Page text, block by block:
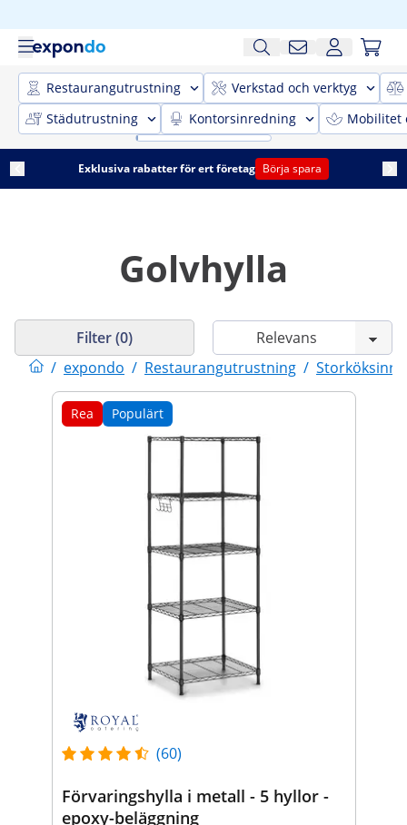
Restaurangutrustning
Verkstad och verktyg
Städutrustning
Kontorsinredning Mobilitet
Exklusiva rabatter för ert företag Börja spara
Golvhylla
/ expondo / Restaurangutrustning /
Filter (0)
Rea Populärt
(60)
Förvaringshylla i metall - 5 hyllor -
epoxy-beläggning